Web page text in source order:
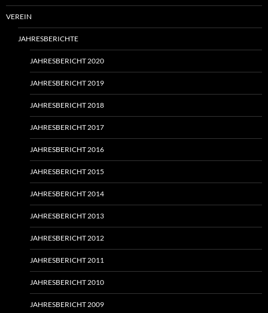
VEREIN
JAHRESBERICHTE
JAHRESBERICHT 2020
JAHRESBERICHT 2019
JAHRESBERICHT 2018
JAHRESBERICHT 2017
JAHRESBERICHT 2016
JAHRESBERICHT 2015
JAHRESBERICHT 2014
JAHRESBERICHT 2013
JAHRESBERICHT 2012
JAHRESBERICHT 2011
JAHRESBERICHT 2010
JAHRESBERICHT 2009